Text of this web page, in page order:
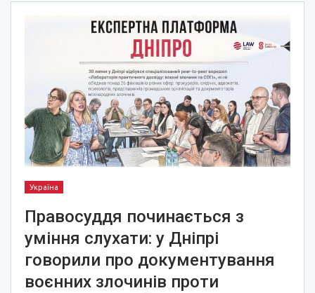
Україна
Правосуддя починається з
уміння слухати: у Дніпрі
говорили про документування
воєнних злочинів проти